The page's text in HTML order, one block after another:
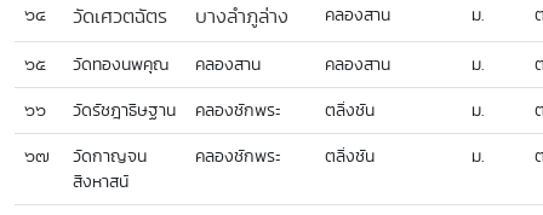
๖๔ วัดเศวตฉัตร บางลำภูล่าง คลองสาน ม.
๖๕ วัดทองนพคุณ คลองสาน คลองสาน ม.
๖๖
วัดรัชฎาธิษฐาน คลองชักพระ ตลิ่งชัน ม.
๖๗
วัดกาญจน
สิงหาสน์
คลองชักพระ ตลิ่งชัน ม.